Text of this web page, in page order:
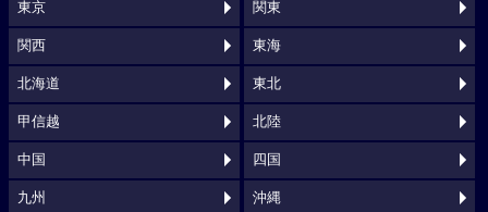
東京 関東
関西 東海
北海道 東北
甲信越 北陸
中国 四国
九州 沖縄